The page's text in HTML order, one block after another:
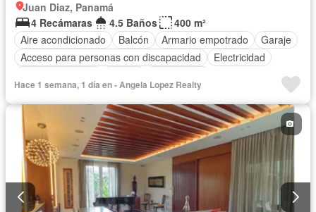
Juan Diaz, Panamá
4 Recámaras
4.5 Baños
400 m²
Aire acondicionado
Balcón Armario empotrado
Garaje
Acceso para personas con discapacidad
Electricidad
Cuarto de servicio
Piscina Agua
Hace 1 semana, 1 día en - Angela Lopez Realty